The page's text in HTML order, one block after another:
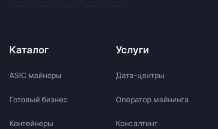
Каталог
ASIC майнеры
Готовый бизнес
Контейнеры
Услуги
Дата-центры
Оператор майнинга
Консалтинг